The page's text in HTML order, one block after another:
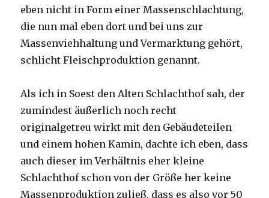
eben nicht in Form einer Massenschlachtung,
die nun mal eben dort und bei uns zur
Massenviehhaltung und Vermarktung gehört,
schlicht Fleischproduktion genannt.
Als ich in Soest den Alten Schlachthof sah, der
zumindest äußerlich noch recht
originalgetreu wirkt mit den Gebäudeteilen
und einem hohen Kamin, dachte ich eben, dass
auch dieser im Verhältnis eher kleine
Schlachthof schon von der Größe her keine
Massenproduktion zuließ, dass es also vor 50